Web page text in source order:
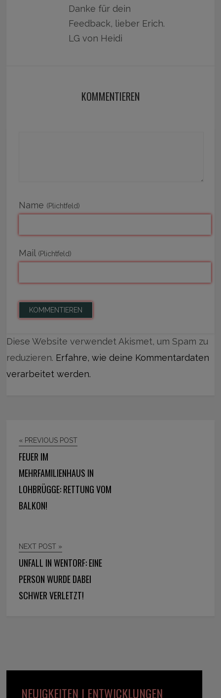
Danke für dein
Feedback, lieber Erich.
LG von Heidi
KOMMENTIEREN
Name (Plichtfeld)
Mail (Plichtfeld)
Diese Website verwendet Akismet, um Spam zu
reduzieren. Erfahre, wie deine Kommentardaten
verarbeitet werden.
« PREVIOUS POST
FEUER IM
MEHRFAMILIENHAUS IN
LOHBRÜGGE: RETTUNG VOM
BALKON!
NEXT POST »
UNFALL IN WENTORF: EINE
PERSON WURDE DABEI
SCHWER VERLETZT!
NEUIGKEITEN | ENTWICKLUNGEN